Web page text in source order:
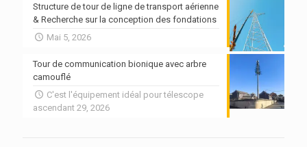
Structure de tour de ligne de transport aérienne
& Recherche sur la conception des fondations
Mai 5, 2026
Tour de communication bionique avec arbre
camouflé
C'est l'équipement idéal pour télescope
ascendant 29, 2026